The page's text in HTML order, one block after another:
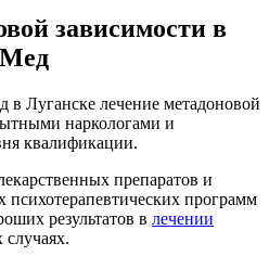
зависимости в
Луганске лечение метадоновой
наркологами и
квалификации.
препаратов и
психотерапевтических программ
результатов в лечении